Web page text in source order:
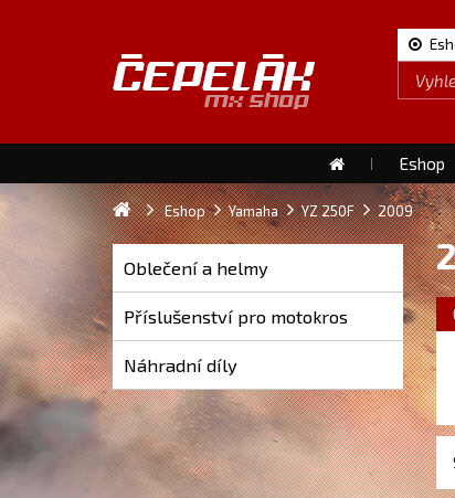
Eshop
Eshop Yamaha YZ 250F 2009
Oblečení a helmy
Příslušenství pro motokros
Náhradní díly